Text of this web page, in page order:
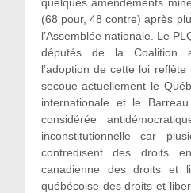
(68 pour, 48 contre) après
l’Assemblée nationale. Le
députés de la Coalition
l’adoption de cette loi
secoue actuellement le
internationale et le
considérée
inconstitutionnelle car
contredisent des droits
canadienne des droits et
québécoise des droits et